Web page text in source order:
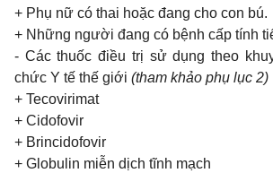
+ Phụ nữ có thai hoặc đang cho con bú.
+ Những người đang có bệnh cấp tính
- Các thuốc điều trị sử dụng theo
chức Y tế thế giới (tham khảo phụ lục 2)
+ Tecovirimat
+ Cidofovir
+ Brincidofovir
+ Globulin miễn dịch tĩnh mạch